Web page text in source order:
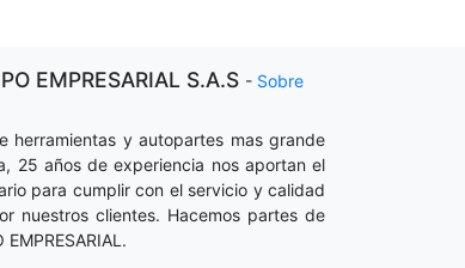
EMPRESARIAL S.A.S - Sobre
herramientas y autopartes mas grande
25 años de experiencia nos aportan el
para cumplir con el servicio y calidad
nuestros clientes. Hacemos partes de
EMPRESARIAL.